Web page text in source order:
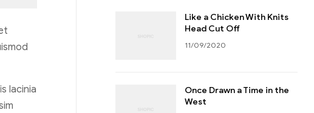
lacinia
Like a Chicken With Knits
Head Cut Off
11/09/2020
Once Drawn a Time in the
West